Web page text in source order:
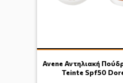
Avene Αντηλιακή
Teinte Spf50